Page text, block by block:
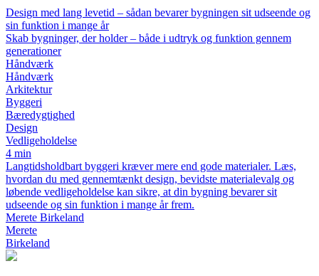
Design med lang levetid – sådan bevarer bygningen sit udseende og
sin funktion i mange år
Skab bygninger, der holder – både i udtryk og funktion gennem
generationer
Håndværk
Håndværk
Arkitektur
Byggeri
Bæredygtighed
Design
Vedligeholdelse
4 min
Langtidsholdbart byggeri kræver mere end gode materialer. Læs,
hvordan du med gennemtænkt design, bevidste materialevalg og
løbende vedligeholdelse kan sikre, at din bygning bevarer sit
udseende og sin funktion i mange år frem.
Merete Birkeland
Merete
Birkeland